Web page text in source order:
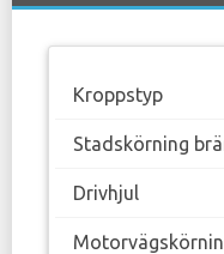
Kroppstyp
Stadskörning
Drivhjul